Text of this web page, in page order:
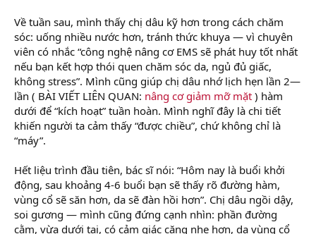
Về tuần sau, mình thấy chị dâu kỹ hơn trong cách chăm
sóc: uống nhiều nước hơn, tránh thức khuya — vì chuyên
viên có nhắc “công nghệ nâng cơ EMS sẽ phát huy tốt nhất
nếu bạn kết hợp thói quen chăm sóc da, ngủ đủ giấc,
không stress”. Mình cũng giúp chị dâu nhớ lịch hẹn lần 2—
lần ( BÀI VIẾT LIÊN QUAN: nâng cơ giảm mỡ mặt ) hàm
dưới để “kích hoạt” tuần hoàn. Mình nghĩ đây là chi tiết
khiến người ta cảm thấy “được chiều”, chứ không chỉ là
“máy”.
Hết liệu trình đầu tiên, bác sĩ nói: “Hôm nay là buổi khởi
động, sau khoảng 4‑6 buổi bạn sẽ thấy rõ đường hàm,
vùng cổ sẽ săn hơn, da sẽ đàn hồi hơn”. Chị dâu ngồi dậy,
soi gương — mình cũng đứng cạnh nhìn: phần đường
cằm, vừa dưới tai, có cảm giác căng nhẹ hơn, da vùng cổ